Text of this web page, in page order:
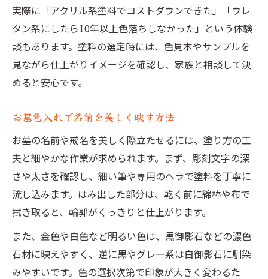
実際に「アクリル系塗料でコストダウンできた」「ウレ
タン系にしたら10年以上色落ちしなかった」という体験
談もあります。塗料の選定時には、色見本やサンプルを
見ながら仕上がりイメージを確認し、家族と相談して決
めると安心です。
お墓色入れで名前を美しく映す方法
お墓の名前や戒名を美しく際立たせるには、塗り方の工
夫と細やかな作業が求められます。まず、彫刻文字の深
さや太さを確認し、細い筆や専用のヘラで塗料を丁寧に
流し込みます。はみ出した部分は、乾く前に綿棒や布で
拭き取ると、輪郭がくっきりと仕上がります。
また、金色や白色など明るい色は、黒御影石などの濃色
石材に映えやすく、逆に黒やグレー系は白御影石に馴染
みやすいです。色の選択次第で印象が大きく変わるた